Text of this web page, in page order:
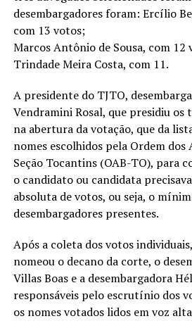
desembargadores foram: Ercílio
com 13 votos;
Marcos Antônio de Sousa, com 12
Trindade Meira Costa, com 11.
A presidente do TJTO,
Vendramini Rosal, que presidiu os
na abertura da votação, que da
nomes escolhidos pela Ordem dos
Seção Tocantins (OAB-TO), para
o candidato ou candidata
absoluta de votos, ou seja, o
desembargadores presentes.
Após a coleta dos votos
nomeou o decano da corte, o
Villas Boas e a desembargadora
responsáveis pelo escrutínio dos
os nomes votados lidos em voz